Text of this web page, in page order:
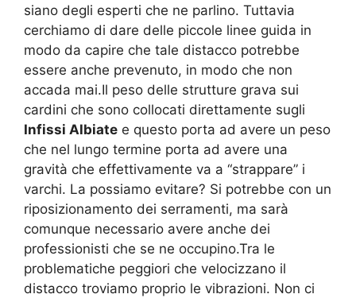
siano degli esperti che ne parlino. Tuttavia
cerchiamo di dare delle piccole linee guida in
modo da capire che tale distacco potrebbe
essere anche prevenuto, in modo che non
accada mai.Il peso delle strutture grava sui
cardini che sono collocati direttamente sugli
Infissi Albiate e questo porta ad avere un peso
che nel lungo termine porta ad avere una
gravità che effettivamente va a “strappare” i
varchi. La possiamo evitare? Si potrebbe con un
riposizionamento dei serramenti, ma sarà
comunque necessario avere anche dei
professionisti che se ne occupino.Tra le
problematiche peggiori che velocizzano il
distacco troviamo proprio le vibrazioni. Non ci